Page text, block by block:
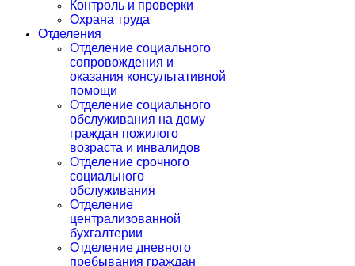
Контроль и проверки
Охрана труда
Отделения
Отделение социального
сопровождения и
оказания консультативной
помощи
Отделение социального
обслуживания на дому
граждан пожилого
возраста и инвалидов
Отделение срочного
социального
обслуживания
Отделение
централизованной
бухгалтерии
Отделение дневного
пребывания граждан